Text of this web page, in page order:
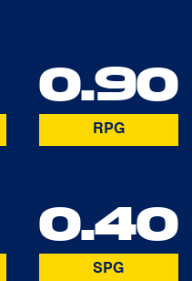
0.90
RPG
0.40
SPG